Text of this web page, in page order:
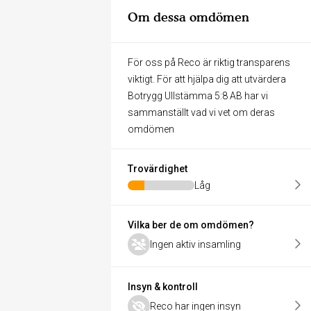
Om dessa omdömen
För oss på Reco är riktig transparens
viktigt. För att hjälpa dig att utvärdera
Botrygg Ullstämma 5:8 AB har vi
sammanställt vad vi vet om deras
omdömen
Trovärdighet
Låg
Vilka ber de om omdömen?
Ingen aktiv insamling
Insyn & kontroll
Reco har ingen insyn